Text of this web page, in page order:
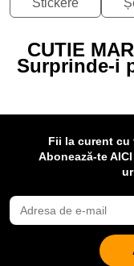
Stickere
CUTIE
Surprinde-i
Fii la curent cu
Abonează-te